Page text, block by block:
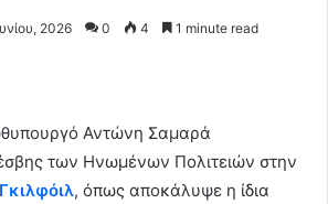
2026 0 4 1 minute read
Αντώνη Σαμαρά
των Ηνωμένων Πολιτειών στην
, όπως αποκάλυψε η ίδια